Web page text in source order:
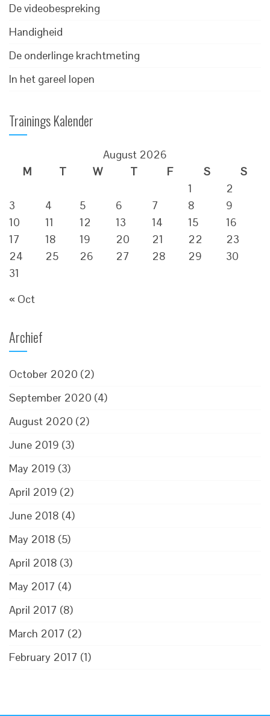
De videobespreking
Handigheid
De onderlinge krachtmeting
In het gareel lopen
Trainings Kalender
August 2026
M
T W T F S
S
1
2
3
4 5 6 7 8
9
10
11 12 13 14 15
16
17
18 19 20 21 22
23
24
25 26 27 28 29
30
31
« Oct
Archief
October 2020 (2)
September 2020 (4)
August 2020 (2)
June 2019 (3)
May 2019 (3)
April 2019 (2)
June 2018 (4)
May 2018 (5)
April 2018 (3)
May 2017 (4)
April 2017 (8)
March 2017 (2)
February 2017 (1)